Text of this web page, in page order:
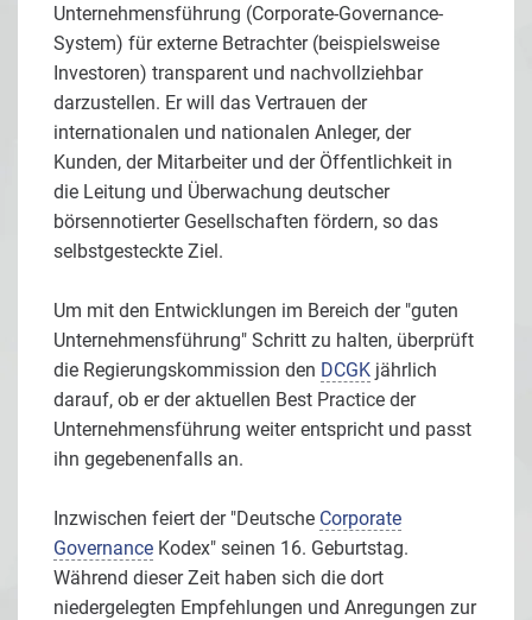
Unternehmensführung (Corporate-Governance-
System) für externe Betrachter (beispielsweise
Investoren) transparent und nachvollziehbar
darzustellen. Er will das Vertrauen der
internationalen und nationalen Anleger, der
Kunden, der Mitarbeiter und der Öffentlichkeit in
die Leitung und Überwachung deutscher
börsennotierter Gesellschaften fördern, so das
selbstgesteckte Ziel.
Um mit den Entwicklungen im Bereich der "guten
Unternehmensführung" Schritt zu halten, überprüft
die Regierungskommission den DCGK jährlich
darauf, ob er der aktuellen Best Practice der
Unternehmensführung weiter entspricht und passt
ihn gegebenenfalls an.
Inzwischen feiert der "Deutsche Corporate
Governance Kodex" seinen 16. Geburtstag.
Während dieser Zeit haben sich die dort
niedergelegten Empfehlungen und Anregungen zur